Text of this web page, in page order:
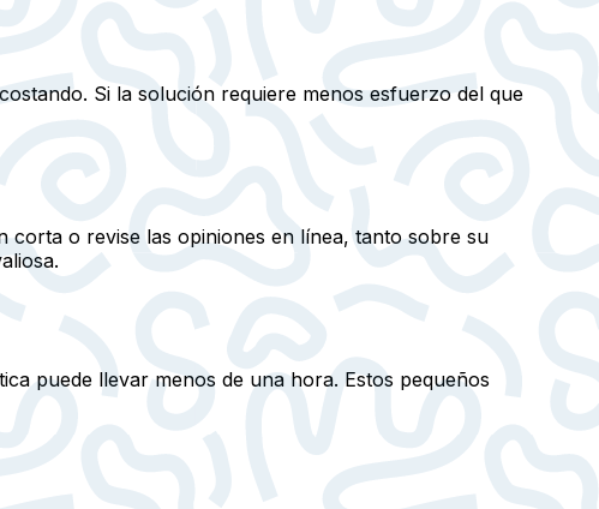
Si la solución requiere menos esfuerzo del que
corta o revise las opiniones en línea, tanto sobre su
puede llevar menos de una hora. Estos pequeños